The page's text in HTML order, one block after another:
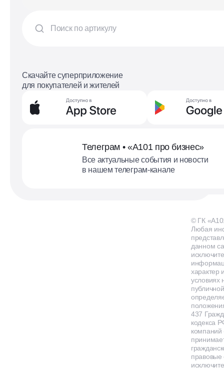
Скачайте суперприложение
для покупателей и жителей
Телеграм • «А101 про бизнес»
Все актуальные события и новости
в нашем телеграм-канале
© ГК
Любая
данном
характер
условиях
437
кодекса
правовые